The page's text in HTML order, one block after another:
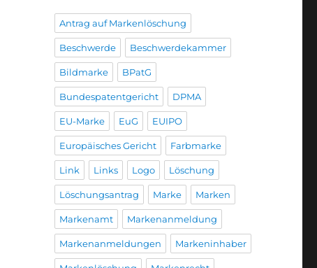
Antrag auf Markenlöschung
Beschwerde Beschwerdekammer
Bildmarke BPatG
Bundespatentgericht DPMA
EU-Marke EuG EUIPO
Europäisches Gericht Farbmarke
Link Links Logo Löschung
Löschungsantrag Marke Marken
Markenamt Markenanmeldung
Markenanmeldungen Markeninhaber